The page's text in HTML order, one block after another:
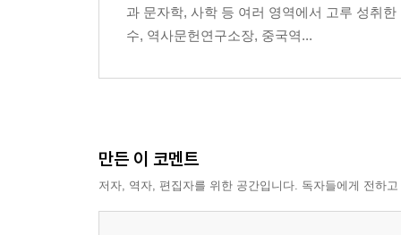
과 문자학, 사학 등 여러 영역에서 고루 성취
수, 역사문헌연구소장, 중국역...
만든 이 코멘트
저자, 역자, 편집자를 위한 공간입니다. 독자들에게 전하